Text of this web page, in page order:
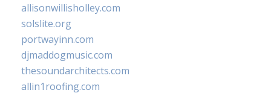
allisonwillisholley.com
solslite.org
portwayinn.com
djmaddogmusic.com
thesoundarchitects.com
allin1roofing.com